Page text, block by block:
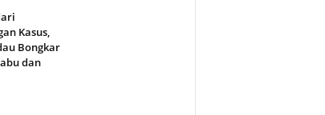
Kasus,
Bongkar
dan